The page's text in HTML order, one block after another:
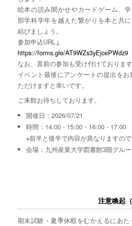
絵本の読み聞かせやカードゲーム、学
部学科学年を越えた繋がりを本と共に
結びましょう。
参加申込URL↓
https://forms.gle/AT9WZs3yEjcePWdz9
なお、直前の参加も受け付けております
イベント最後にアンケートの提出を
ただけますと幸いです。
ご来館お待ちしております。
開催日：2026/07/21
時間：14:00 - 15:00・16:00 - 17:00
※前半と後半で内容が異なりますの
会場：九州産業大学図書館3階グル
注意喚起
期末試験・夏季休暇をむかえるにあ